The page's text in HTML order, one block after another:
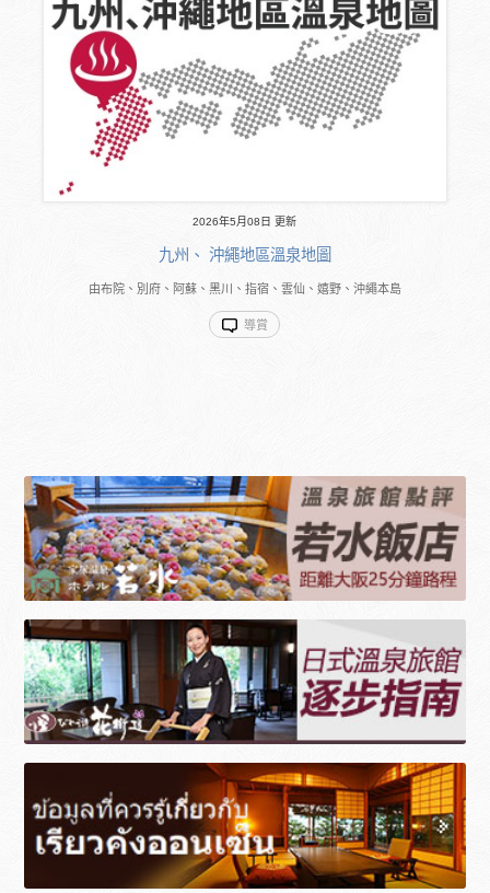
2026年5月08日 更新
九州、 沖繩地區溫泉地圖
由布院、別府、阿蘇、黑川、指宿、雲仙、嬉野、沖繩本島
導賞